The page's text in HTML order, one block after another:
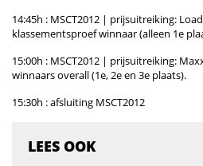
14:45h : MSCT2012 | prijsuitreiking:
klassementsproef winnaar (alleen 1e
15:00h : MSCT2012 | prijsuitreiking:
winnaars overall (1e, 2e en 3e plaats).
15:30h : afsluiting MSCT2012
LEES OOK